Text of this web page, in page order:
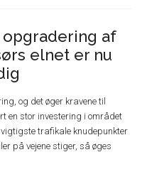
opgradering af
elnet er nu
og det øger kravene til
en stor investering i området
trafikale knudepunkter
på vejene stiger, så øges